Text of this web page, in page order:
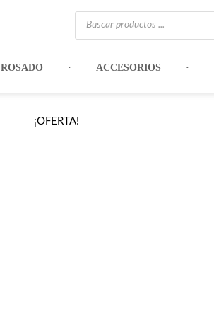
Búsqueda
productos
ROSADO ACCESORIOS
¡OFERTA!